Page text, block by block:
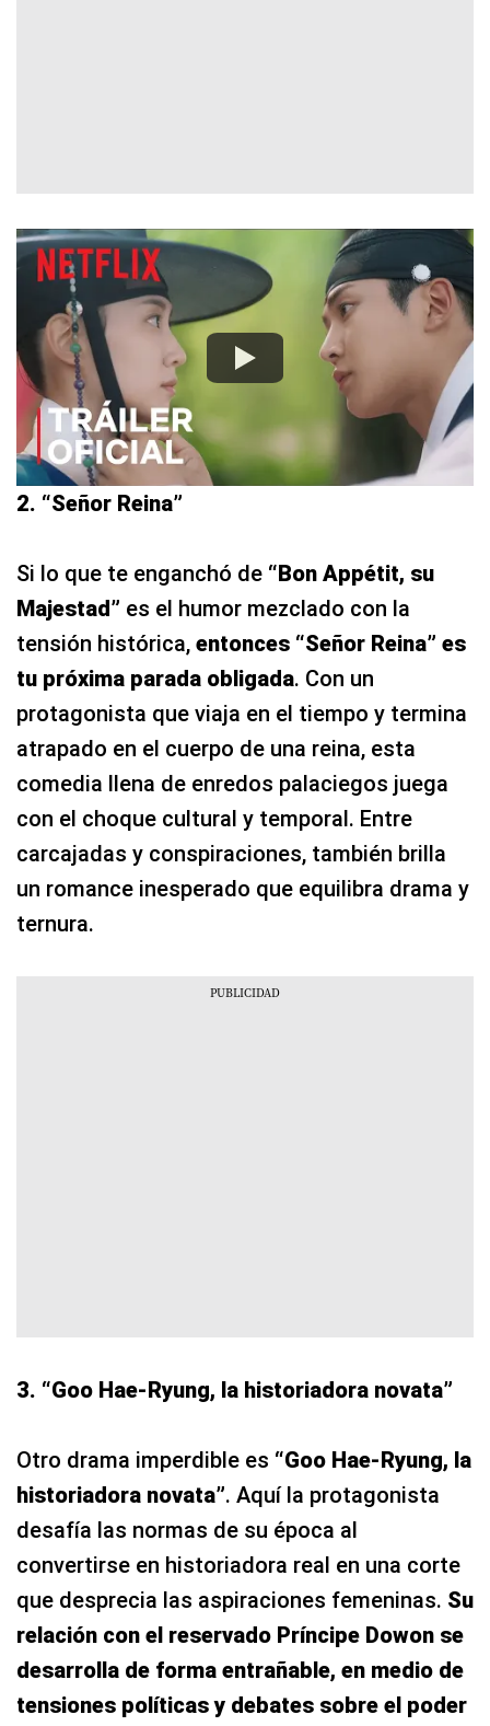
2. “Señor Reina”
Si lo que te enganchó de “Bon Appétit, su
Majestad” es el humor mezclado con la
tensión histórica, entonces “Señor Reina” es
tu próxima parada obligada. Con un
protagonista que viaja en el tiempo y termina
atrapado en el cuerpo de una reina, esta
comedia llena de enredos palaciegos juega
con el choque cultural y temporal. Entre
carcajadas y conspiraciones, también brilla
un romance inesperado que equilibra drama y
ternura.
3. “Goo Hae-Ryung, la historiadora novata”
Otro drama imperdible es “Goo Hae-Ryung, la
historiadora novata”. Aquí la protagonista
desafía las normas de su época al
convertirse en historiadora real en una corte
que desprecia las aspiraciones femeninas. Su
relación con el reservado Príncipe Dowon se
desarrolla de forma entrañable, en medio de
tensiones políticas y debates sobre el poder